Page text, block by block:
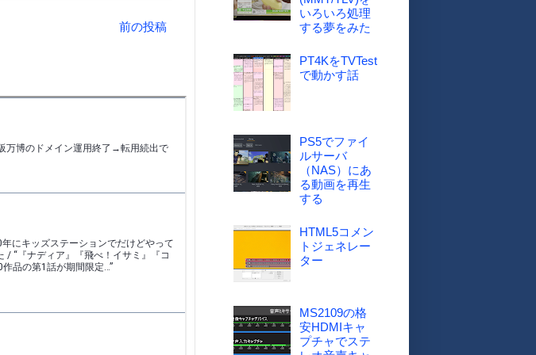
前の投稿
いろいろ処理
する夢をみた
PT4KをTVTest
で動かす話
PS5でファイ
ルサーバ
（NAS）にあ
る動画を再生
する
HTML5コメン
トジェネレー
ター
MS2109の格
安HDMIキャ
プチャでステ